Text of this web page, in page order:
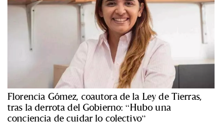
Florencia Gómez, coautora de la Ley de Tierras,
tras la derrota del Gobierno: “Hubo una
conciencia de cuidar lo colectivo”